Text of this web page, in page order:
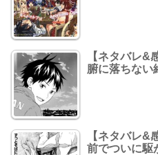
【ネタバレ&
腑に落ちない
【ネタバレ&
前でついに駆